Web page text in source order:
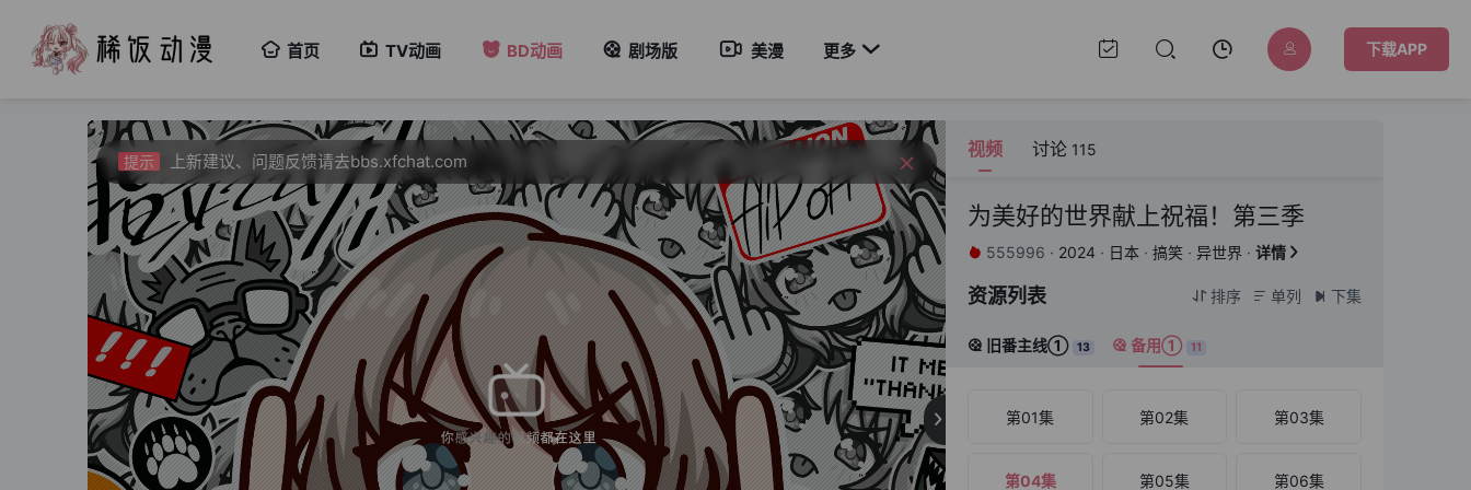
首页 TV动画 BD动画 剧场版 美漫 更多  下载APP

视频载入速度跟网速有关，如果卡顿请挂亚洲地区加速器。
提示 上新建议、问题反馈请去bbs.xfchat.com
提示 请收藏官方导航页 xfani.com 或 稀饭动漫.com 以防失联。
提示 视频载入速度跟网速有关，如果卡顿请挂亚洲地区加速器。
提示 新番如果频繁出现花屏请切换线路！！！
视频 讨论 115
为美好的世界献上祝福！第三季
 555996 · 2024 · 日本 · 搞笑 · 异世界 · 详情 
资源列表  排序  单列  下集
 旧番主线① 13  备用① 11
第01集 第02集 第03集
第04集 第05集 第06集